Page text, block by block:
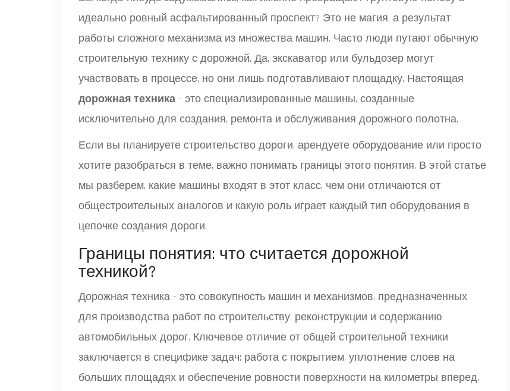
идеально ровный асфальтированный проспект? Это не магия, а результат
работы сложного механизма из множества машин. Часто люди путают обычную
строительную технику с дорожной. Да, экскаватор или бульдозер могут
участвовать в процессе, но они лишь подготавливают площадку. Настоящая
дорожная техника - это специализированные машины, созданные
исключительно для создания, ремонта и обслуживания дорожного полотна.
Если вы планируете строительство дороги, арендуете оборудование или просто
хотите разобраться в теме, важно понимать границы этого понятия. В этой статье
мы разберем, какие машины входят в этот класс, чем они отличаются от
общестроительных аналогов и какую роль играет каждый тип оборудования в
цепочке создания дороги.
Границы понятия: что считается дорожной
техникой?
Дорожная техника - это совокупность машин и механизмов, предназначенных
для производства работ по строительству, реконструкции и содержанию
автомобильных дорог. Ключевое отличие от общей строительной техники
заключается в специфике задач: работа с покрытием, уплотнение слоев на
больших площадях и обеспечение ровности поверхности на километры вперед.